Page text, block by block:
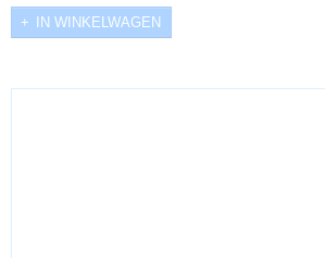
IN WINKELWAGEN